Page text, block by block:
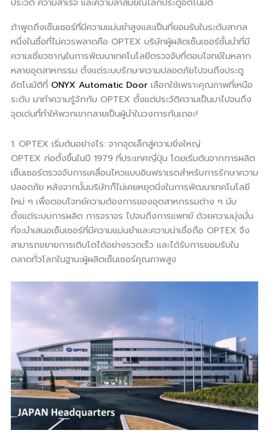
ถ้าพูดถึงเซ็นเซอร์ที่มีความแม่นยำสูงและเป็นที่ยอมรับในระดับสากล
หนึ่งในชื่อที่ไม่ควรพลาดคือ OPTEX บริษัทผู้ผลิตเซ็นเซอร์ชั้นนำที่มี
ความเชี่ยวชาญในการพัฒนาเทคโนโลยีตรวจจับที่ตอบโจทย์ในหลาก
หลายอุตสาหกรรม ตั้งแต่ระบบรักษาความปลอดภัยไปจนถึงประตู
อัตโนมัติที่ ONYX Automatic Doorเลือกใช้เพราะคุณภาพที่เหนือ
ระดับ มาทำความรู้จักกับ OPTEX ตั้งแต่ประวัติความเป็นมาไปจนถึง
จุดเด่นที่ทำให้พวกเขากลายเป็นผู้นำในวงการกันเถอะ!
1. OPTEX เริ่มต้นอย่างไร: จากจุดเล็กสู่ความยิ่งใหญ่
OPTEX ก่อตั้งขึ้นในปี 1979 ที่ประเทศญี่ปุ่น โดยเริ่มต้นจากการผลิต
เซ็นเซอร์ตรวจจับการเคลื่อนไหวแบบอินฟราเรดสำหรับการรักษาความ
ปลอดภัย หลังจากนั้นบริษัทก็ไม่เคยหยุดนิ่งในการพัฒนาเทคโนโลยี
ใหม่ ๆ เพื่อตอบโจทย์ความต้องการของอุตสาหกรรมต่าง ๆ นับ
ตั้งแต่ระบบการผลิต การจราจร ไปจนถึงการแพทย์ ด้วยความมุ่งมั่น
ที่จะนำเสนอเซ็นเซอร์ที่มีความแม่นยำและความน่าเชื่อถือ OPTEX จึง
สามารถขยายการเติบโตได้อย่างรวดเร็ว และได้รับการยอมรับใน
ตลาดทั่วโลกในฐานะผู้ผลิตเซ็นเซอร์คุณภาพสูง